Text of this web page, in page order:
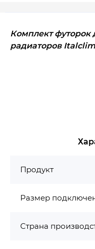
Комплект футорок
радиаторов
Продукт
Размер
Страна